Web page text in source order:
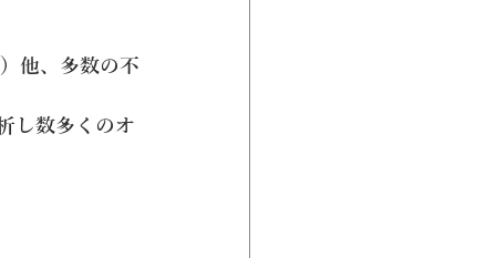
他、多数の不
し数多くのオ